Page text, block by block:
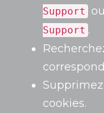
Support
ou
Support .
cookies.